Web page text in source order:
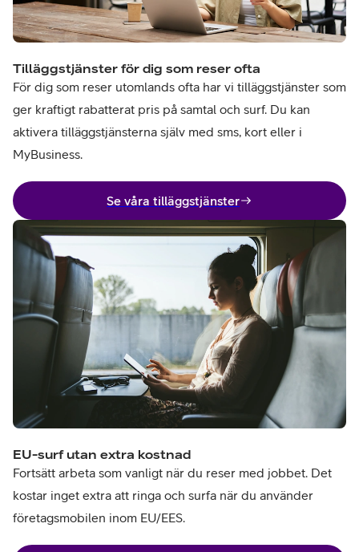
Tilläggstjänster för dig som reser ofta
För dig som reser utomlands ofta har vi tilläggstjänster som
ger kraftigt rabatterat pris på samtal och surf. Du kan
aktivera tilläggstjänsterna själv med sms, kort eller i
MyBusiness.
Se våra tilläggstjänster
EU-surf utan extra kostnad
Fortsätt arbeta som vanligt när du reser med jobbet. Det
kostar inget extra att ringa och surfa när du använder
företagsmobilen inom EU/EES.